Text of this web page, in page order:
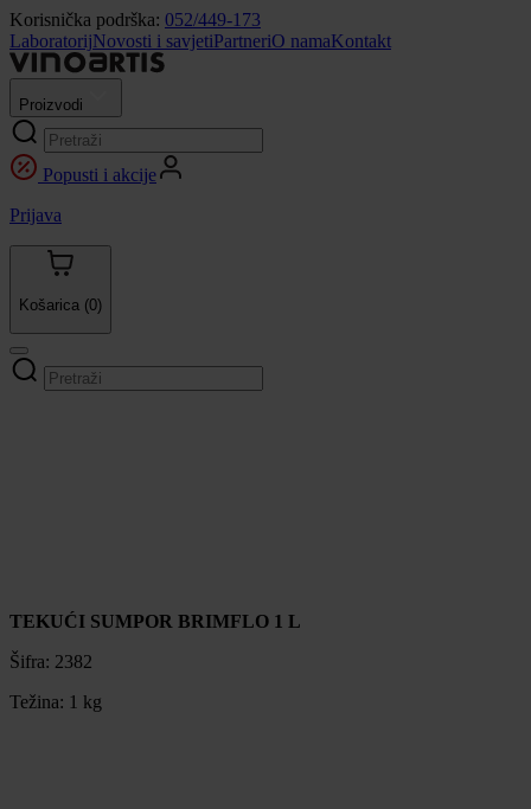
Korisnička podrška: 052/449-173
LaboratorijNovosti i savjetiPartneriO namaKontakt
Proizvodi
Popusti i akcije
Prijava
Košarica (0)
TEKUĆI SUMPOR BRIMFLO 1 L
Šifra: 2382
Težina: 1 kg